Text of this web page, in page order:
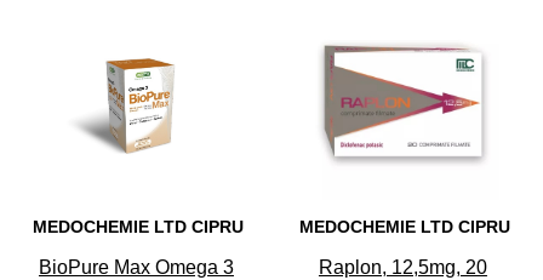
49
MEDOCHEMIE LTD CIPRU
BioPure Max Omega 3
50
MEDOCHEMIE LTD CIPRU
Raplon, 12,5mg, 20